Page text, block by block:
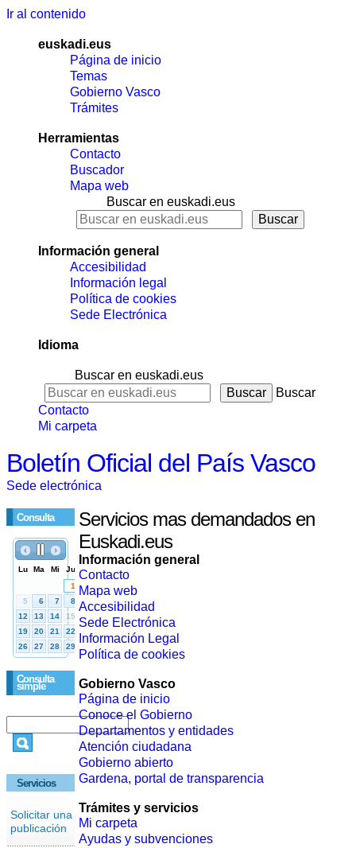
Ir al contenido
euskadi.eus
Página de inicio
Temas
Gobierno Vasco
Trámites
Herramientas
Contacto
Buscador
Mapa web
Buscar en euskadi.eus
Información general
Accesibilidad
Información legal
Política de cookies
Sede Electrónica
Idioma
Buscar en euskadi.eus
Buscar
Contacto
Mi carpeta
Boletín Oficial del País Vasco
Sede electrónica
Consulta
Consulta
simple
Servicios
Solicitar una
publicación
Servicios mas demandados en
Euskadi.eus
Información general
Contacto
Mapa web
Accesibilidad
Sede Electrónica
Información Legal
Política de cookies
Gobierno Vasco
Página de inicio
Conoce el Gobierno
Departamentos y entidades
Atención ciudadana
Gobierno abierto
Gardena, portal de transparencia
Trámites y servicios
Mi carpeta
Ayudas y subvenciones